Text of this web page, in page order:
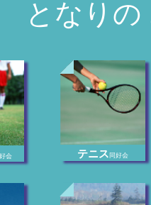
となりの
会 テニス 同好会